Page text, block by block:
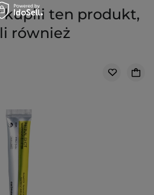
kupili ten produkt,
również